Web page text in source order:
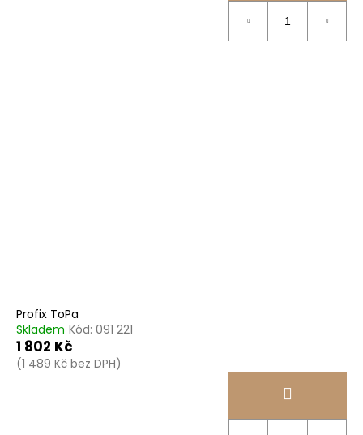
Profix ToPa
Skladem Kód: 091 221
1 802 Kč
(1 489 Kč bez DPH)